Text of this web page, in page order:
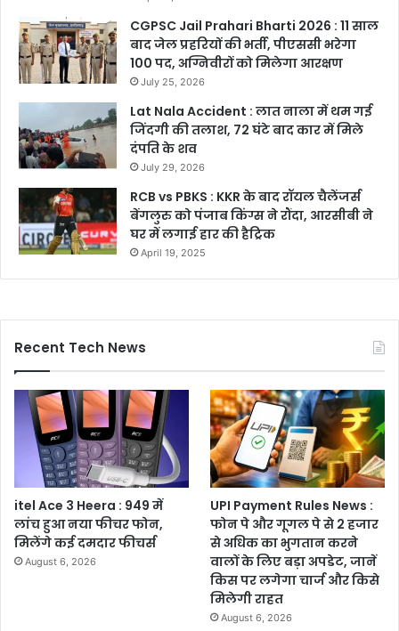
CGPSC Jail Prahari Bharti 2026 : 11 साल
बाद जेल प्रहरियों की भर्ती, पीएससी भरेगा
100 पद, अग्निवीरों को मिलेगा आरक्षण
July 25, 2026
Lat Nala Accident : लात नाला में थम गई
जिंदगी की तलाश, 72 घंटे बाद कार में मिले
दंपति के शव
July 29, 2026
RCB vs PBKS : KKR के बाद रॉयल चैलेंजर्स
बेंगलुरु को पंजाब किंग्स ने रौंदा, आरसीबी ने
घर में लगाई हार की हैट्रिक
April 19, 2025
Recent Tech News
itel Ace 3 Heera : 949 में
लांच हुआ नया फीचर फोन,
मिलेंगे कई दमदार फीचर्स
August 6, 2026
UPI Payment Rules News :
फोन पे और गूगल पे से 2 हजार
से अधिक का भुगतान करने
वालों के लिए बड़ा अपडेट, जानें
किस पर लगेगा चार्ज और किसे
मिलेगी राहत
August 6, 2026